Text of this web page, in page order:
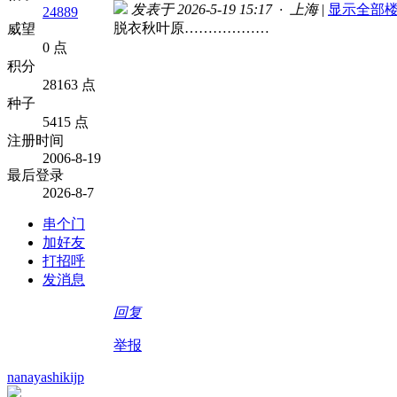
24889
威望
0 点
积分
28163 点
种子
5415 点
注册时间
2006-8-19
最后登录
2026-8-7
串个门
加好友
打招呼
发消息
发表于 2026-5-19 15:17 · 上海 | 显示全部
脱衣秋叶原………………
回复
举报
nanayashikijp